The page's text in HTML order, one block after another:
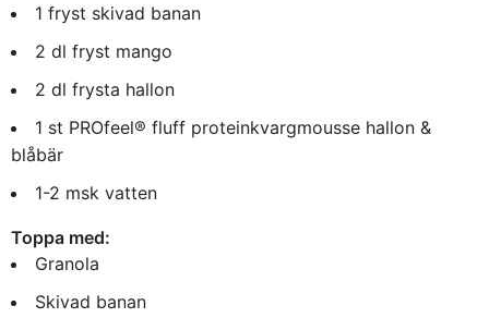
1 fryst skivad banan
2 dl fryst mango
2 dl frysta hallon
1 st PROfeel® fluff proteinkvargmousse hallon &
blåbär
1-2 msk vatten
Toppa med:
Granola
Skivad banan